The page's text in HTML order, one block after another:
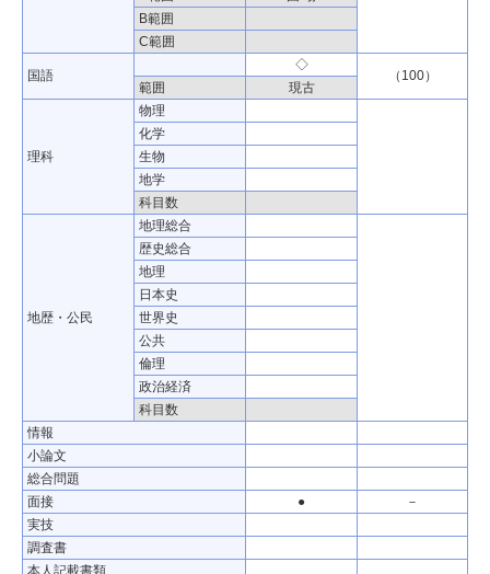
B範囲
C範囲
国語
◇
（100）
範囲 現古
理科
物理
化学
生物
地学
科目数
地歴・公民
地理総合
歴史総合
地理
日本史
世界史
公共
倫理
政治経済
科目数
情報
小論文
総合問題
面接
●
－
実技
調査書
本人記載書類